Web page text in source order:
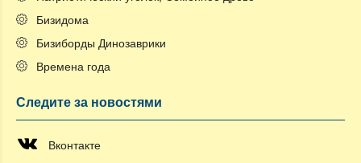
Бизидома
Бизиборды Динозаврики
Времена года
Следите за новостями
Вконтакте